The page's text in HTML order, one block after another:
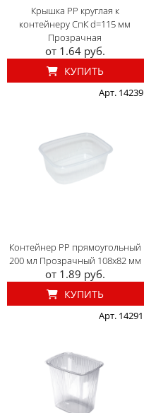
Крышка PP круглая к
контейнеру СпК d=115 мм
Прозрачная
от 1.64 руб.
КУПИТЬ
Арт. 14239
Контейнер PP прямоугольный
200 мл Прозрачный 108x82 мм
от 1.89 руб.
КУПИТЬ
Арт. 14291